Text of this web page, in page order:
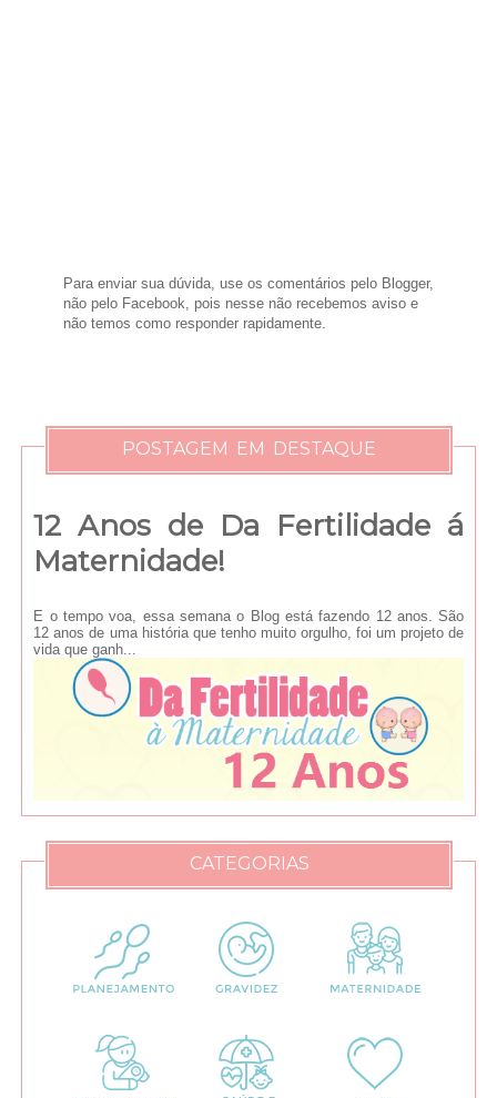
Para enviar sua dúvida, use os comentários pelo Blogger,
não pelo Facebook, pois nesse não recebemos aviso e
não temos como responder rapidamente.
POSTAGEM EM DESTAQUE
12 Anos de Da Fertilidade á
Maternidade!
E o tempo voa, essa semana o Blog está fazendo 12 anos. São
12 anos de uma história que tenho muito orgulho, foi um projeto de
vida que ganh...
CATEGORIAS